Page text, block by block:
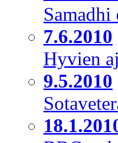
7.6.2010
Hyvien
9.5.2010